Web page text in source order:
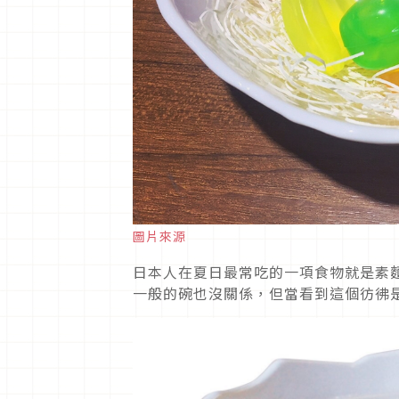
圖片來源
日本人在夏日最常吃的一項食物就是
一般的碗也沒關係，但當看到這個彷